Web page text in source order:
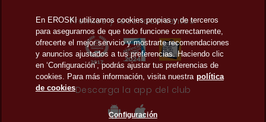
Premios y reconocimientos:
Descarga la app del club
En EROSKI utilizamos cookies propias y de terceros
para asegurarnos de que todo funcione correctamente,
ofrecerte el mejor servicio y mostrarte recomendaciones
y anuncios ajustados a tus preferencias. Haciendo clic
en ‘Configuración’, podrás ajustar tus preferencias de
cookies. Para más información, visita nuestra política
de cookies
Configuración